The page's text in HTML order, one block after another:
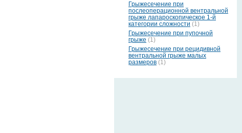
Грыжесечение при
послеоперационной вентральной
грыже лапароскопическое 1-й
категории сложности (1)
Грыжесечение при пупочной
грыже (1)
Грыжесечение при рецидивной
вентральной грыже малых
размеров (1)